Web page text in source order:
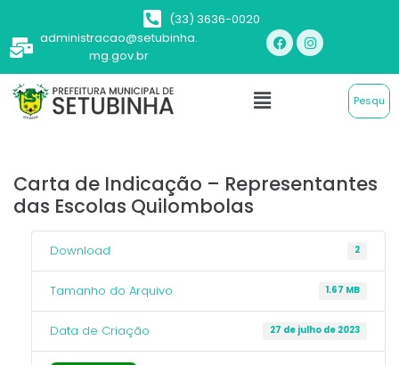
(33) 3636-0020
administracao@setubinha.
mg.gov.br
Carta de Indicação – Representantes
das Escolas Quilombolas
Download 2
Tamanho do Arquivo 1.67 MB
Data de Criação 27 de julho de 2023